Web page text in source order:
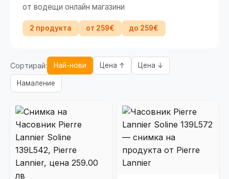
от водещи онлайн магазини
2 продукта от 259€ до 259€
Сортирай: Най-нови Цена ↑ Цена ↓
Намаление